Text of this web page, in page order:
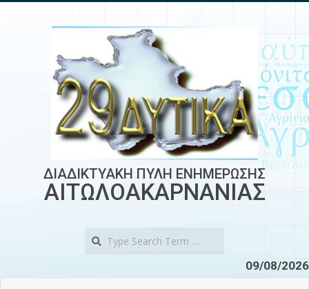
ΔΙΑΔΙΚΤΥΑΚΗ ΠΥΛΗ ΕΝΗΜΕΡΩΣΗΣ
ΑΙΤΩΛΟΑΚΑΡΝΑΝΙΑΣ
09/08/2026